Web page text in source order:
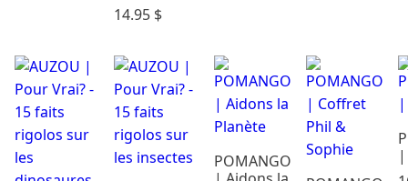
14.95 $
POMANGO